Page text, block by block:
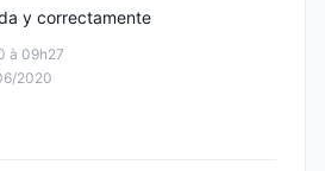
à 09h27
2020
y correctamente